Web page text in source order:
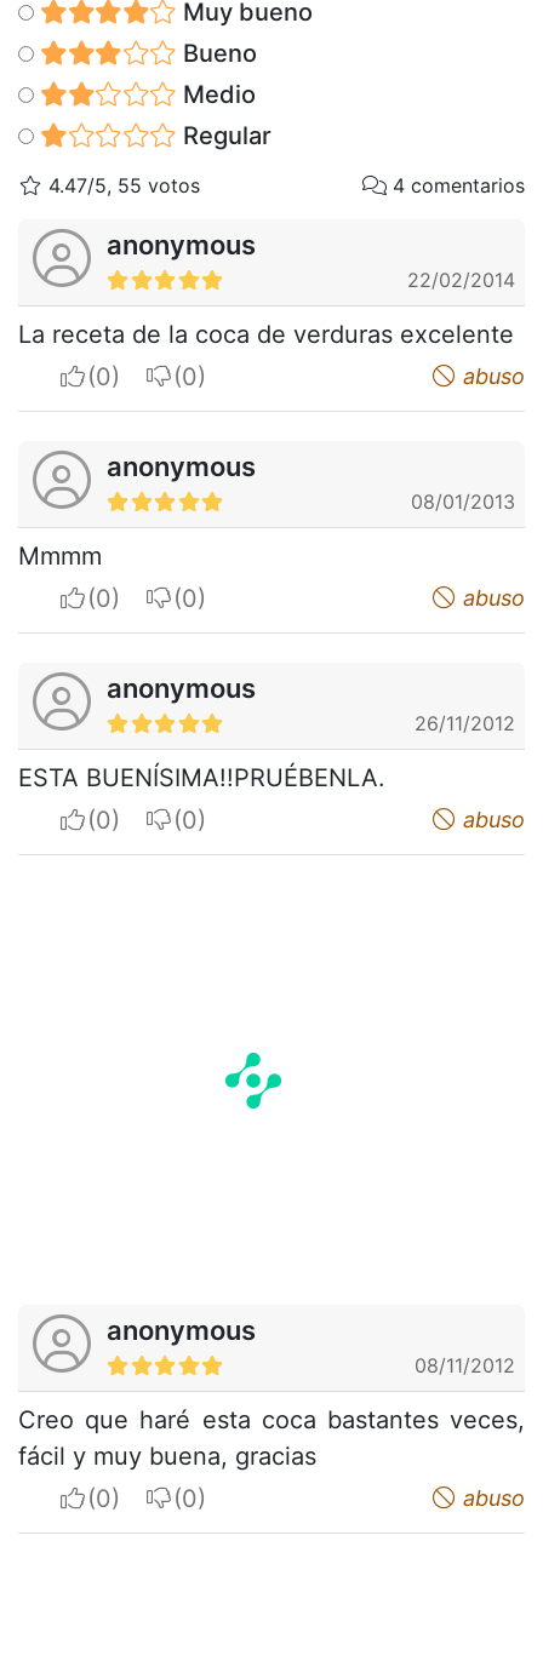
Muy bueno
Bueno
Medio
Regular
4.47/5, 55 votos 4 comentarios
anonymous
22/02/2014
La receta de la coca de verduras excelente
I apreciateI do not appreciate abuso
anonymous
08/01/2013
Mmmm
I apreciateI do not appreciate abuso
anonymous
26/11/2012
ESTA BUENÍSIMA!!PRUÉBENLA.
I apreciateI do not appreciate abuso
anonymous
08/11/2012
Creo que haré esta coca bastantes veces,
fácil y muy buena, gracias
I apreciateI do not appreciate abuso